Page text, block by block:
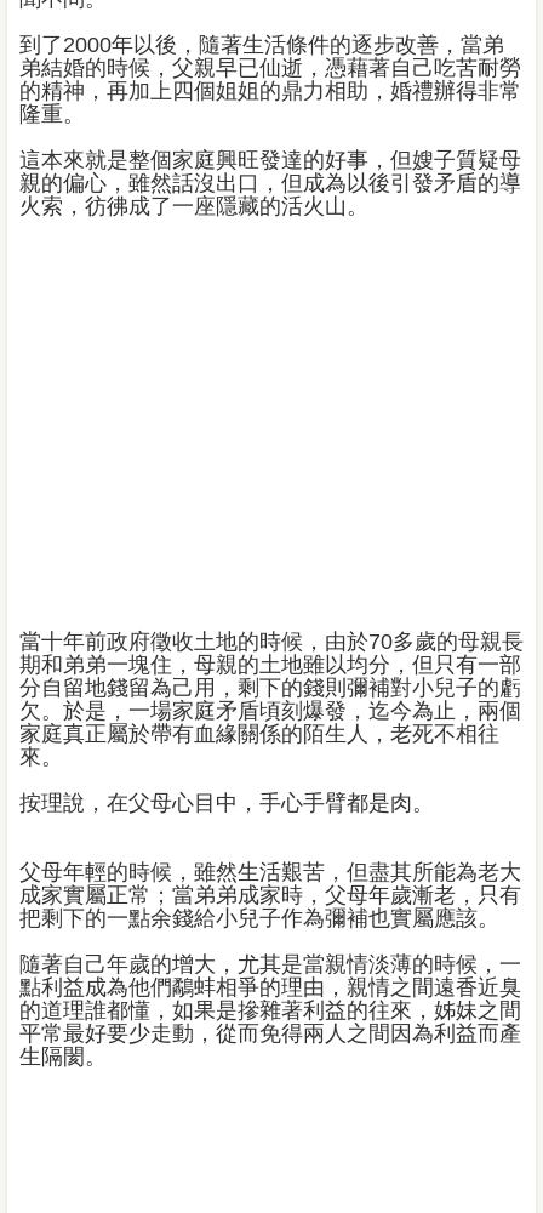
到了2000年以後，隨著生活條件的逐步改善，當弟
弟結婚的時候，父親早已仙逝，憑藉著自己吃苦耐勞
的精神，再加上四個姐姐的鼎力相助，婚禮辦得非常
隆重。
這本來就是整個家庭興旺發達的好事，但嫂子質疑母
親的偏心，雖然話沒出口，但成為以後引發矛盾的導
火索，彷彿成了一座隱藏的活火山。
當十年前政府徵收土地的時候，由於70多歲的母親長
期和弟弟一塊住，母親的土地雖以均分，但只有一部
分自留地錢留為己用，剩下的錢則彌補對小兒子的虧
欠。於是，一場家庭矛盾頃刻爆發，迄今為止，兩個
家庭真正屬於帶有血緣關係的陌生人，老死不相往
來。
按理說，在父母心目中，手心手臂都是肉。
父母年輕的時候，雖然生活艱苦，但盡其所能為老大
成家實屬正常；當弟弟成家時，父母年歲漸老，只有
把剩下的一點余錢給小兒子作為彌補也實屬應該。
隨著自己年歲的增大，尤其是當親情淡薄的時候，一
點利益成為他們鷸蚌相爭的理由，親情之間遠香近臭
的道理誰都懂，如果是摻雜著利益的往來，姊妹之間
平常最好要少走動，從而免得兩人之間因為利益而產
生隔閡。